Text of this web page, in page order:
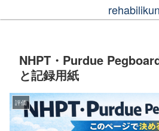
rehabilikun
NHPT・Purdue
と記録用紙
評価